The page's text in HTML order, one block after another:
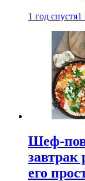
1 год спустя1
Шеф-
завтрак
его